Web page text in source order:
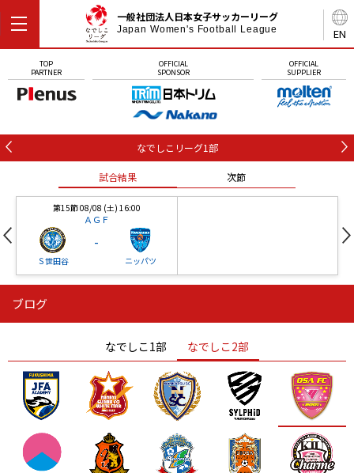
EN
一般社団法人日本女子サッカーリーグ
Japan Women's Football League
TOP
PARTNER
OFFICIAL
SPONSOR
OFFICIAL
SUPPLIER
なでしこリーグ1部
試合結果 次節
第15節 08/08 (土) 16:00
ＡＧＦ
Ｓ世田谷
-
ニッパツ
ニッパツ
ニッパツ 名古屋
石人の星
静岡 愛媛Ｌ
ブログ
なでしこ1部 なでしこ2部